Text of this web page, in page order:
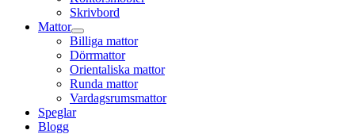
Skrivbord
Mattor
Billiga mattor
Dörrmattor
Orientaliska mattor
Runda mattor
Vardagsrumsmattor
Speglar
Blogg